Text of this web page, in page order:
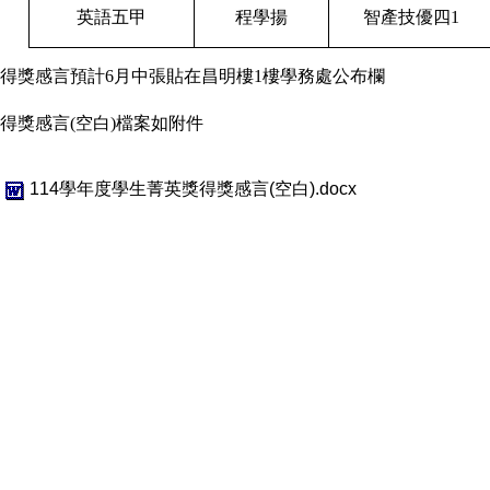
英語五甲 程學揚 智產技優四1
得獎感言預計6月中張貼在昌明樓1樓學務處公布欄
得獎感言(空白)檔案如附件
114學年度學生菁英獎得獎感言(空白).docx